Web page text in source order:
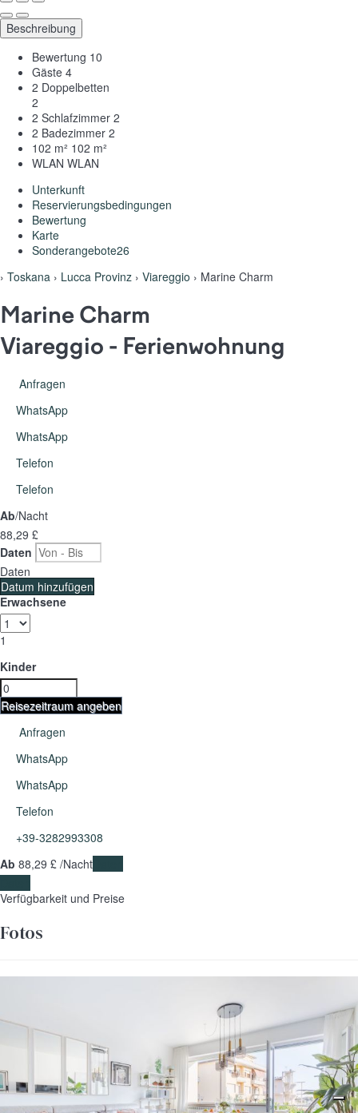
Beschreibung
Bewertung 10
Gäste 4
2 Doppelbetten
2
2 Schlafzimmer 2
2 Badezimmer 2
102 m² 102 m²
WLAN WLAN
Unterkunft
Reservierungsbedingungen
Bewertung
Karte
Sonderangebote26
› Toskana › Lucca Provinz › Viareggio › Marine Charm
Marine Charm
Viareggio - Ferienwohnung
Anfragen
WhatsApp
WhatsApp
Telefon
Telefon
Ab/Nacht
88,29 £
Daten
Daten
Datum hinzufügen
Erwachsene
1
Kinder
Reisezeitraum angeben
Anfragen
WhatsApp
WhatsApp
Telefon
+39-3282993308
Ab 88,29 £ /Nacht
Verfügbarkeit und Preise
Fotos